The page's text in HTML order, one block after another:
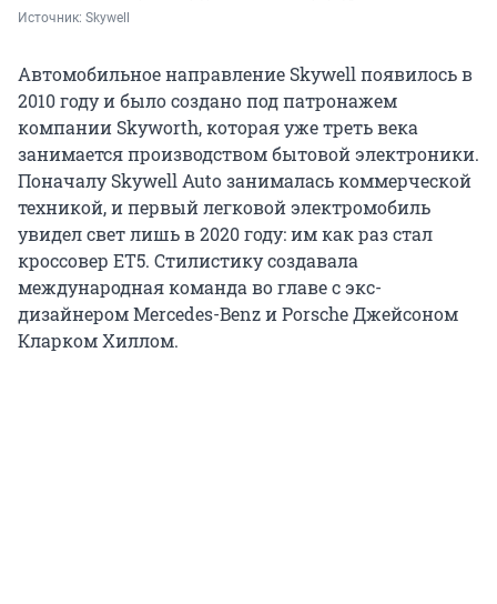
Источник: Skywell
Автомобильное направление Skywell появилось в
2010 году и было создано под патронажем
компании Skyworth, которая уже треть века
занимается производством бытовой электроники.
Поначалу Skywell Auto занималась коммерческой
техникой, и первый легковой электромобиль
увидел свет лишь в 2020 году: им как раз стал
кроссовер ET5. Стилистику создавала
международная команда во главе с экс-
дизайнером Mercedes-Benz и Porsche Джейсоном
Кларком Хиллом.